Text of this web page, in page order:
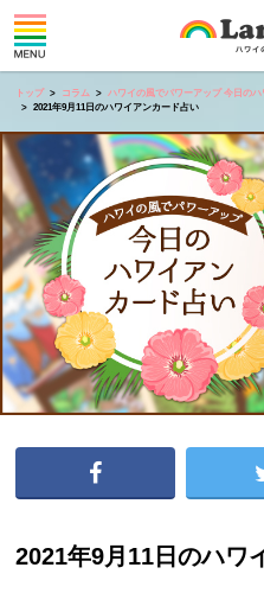
トップ コラム
ハワイの風でパワーアップ 今日の
2021年9月11日のハワイアンカード占い
2021年9月11日のハワ